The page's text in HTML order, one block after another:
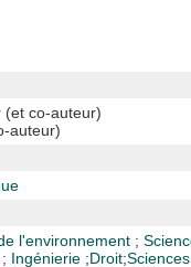
(et co-auteur)
auteur)
l'environnement ;
; Ingénierie ;Droit;